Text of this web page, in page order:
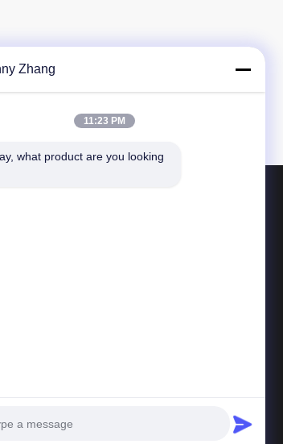
Reserved.
Zhang
11:23 PM
what product are you looking